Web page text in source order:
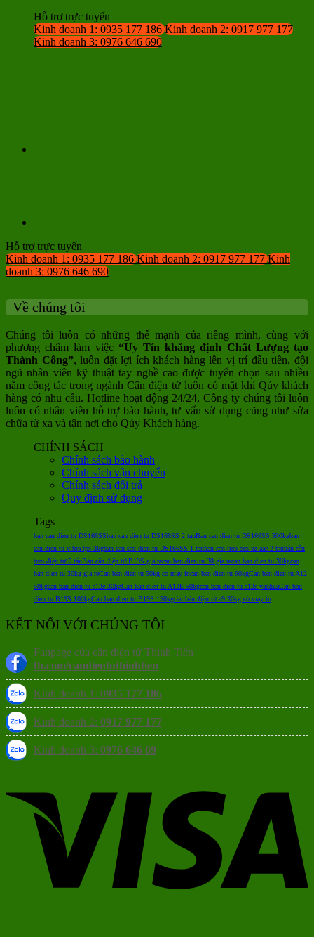
Hỗ trợ trực tuyến
Kinh doanh 1: 0935 177 186 Kinh doanh 2: 0917 977 177
Kinh doanh 3: 0976 646 690
Hỗ trợ trực tuyến
Kinh doanh 1: 0935 177 186 Kinh doanh 2: 0917 977 177 Kinh
doanh 3: 0976 646 690
Về chúng tôi
Chúng tôi luôn có những thế mạnh của riêng mình, cùng với
phương châm làm việc “Uy Tín khẳng định Chất Lượng tạo
Thành Công”, luôn đặt lợi ích khách hàng lên vị trí đầu tiên, đội
ngũ nhân viên kỹ thuật tay nghề cao được tuyển chọn sau nhiều
năm công tác trong ngành Cân điện tử luôn có mặt khi Qúy khách
hàng có nhu cầu. Hotline hoạt động 24/24, Công ty chúng tôi luôn
luôn có nhân viên hỗ trợ bảo hành, tư vấn sử dụng cũng như sửa
chữa từ xa và tận nơi cho Qúy Khách hàng.
CHÍNH SÁCH
Chính sách bảo hành
Chính sách vận chuyển
Chính sách đổi trả
Quy định sử dụng
Tags
ban can dien tu DS166SSban can dien tu DS166SS 2 tanBan can dien tu DS166SS 500kgban
can dien tu vibra tps 3kgban can san dien tu DS166SS 1 tanban can treo ocs xz aae 2 tanbán cân
treo điện tử 5 tấnBán cân điện tử B19S giá rẻcan ban dien tu 30 gia recan ban dien tu 30kgcan
ban dien tu 30kg gia reCan ban dien tu 50kg co may incan ban dien tu 60kgCan ban dien tu A12
50kgcan ban dien tu a12e 30kgCan ban dien tu A12E 50kgcan ban dien tu a12e yaohuaCan ban
dien tu B19S 100kgCan ban dien tu B19S 150kgcân bàn điện tử a9 30kg có máy in
KẾT NỐI VỚI CHÚNG TÔI
Fanpage của cân điện tử Thịnh Tiến
fb.com/candientuthinhtien
Kinh doanh 1: 0935 177 186
Kinh doanh 2: 0917 977 177
Kinh doanh 3: 0976 646 69